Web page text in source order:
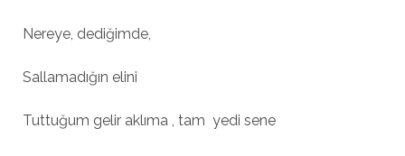
Nereye, dediğimde,
Sallamadığın elini
Tuttuğum gelir aklıma , tam yedi sene